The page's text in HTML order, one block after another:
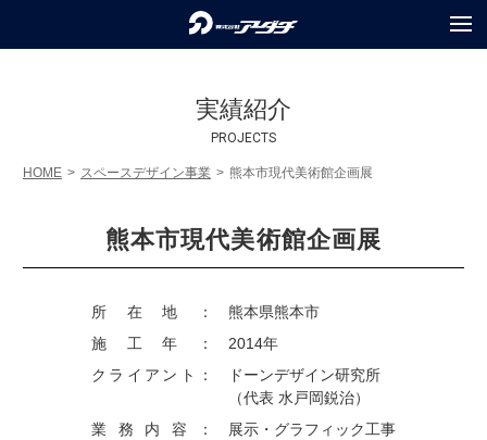
採用情報
TOPICS
PRIVACY POLICY 個人情報保護方針
実績紹介
PROJECTS
HOME スペースデザイン事業 熊本市現代美術館企画展
熊本市現代美術館企画展
所在地：
熊本県熊本市
施工年：
2014年
クライアント：
ドーンデザイン研究所
（代表 水戸岡鋭治）
業務内容：
展示・グラフィック工事